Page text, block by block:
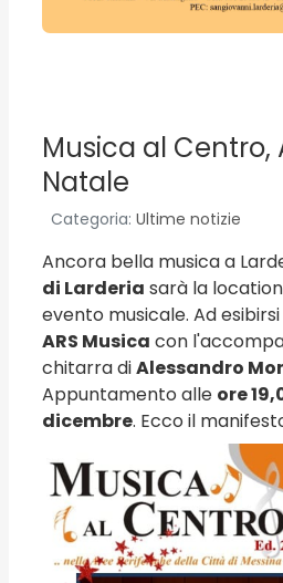
Musica al Centro,
Natale
Categoria: Ultime notizie
Ancora bella musica a
di Larderia sarà la
evento musicale. Ad
ARS Musica con
chitarra diAlessandro
Appuntamento alle ore
dicembre. Ecco il